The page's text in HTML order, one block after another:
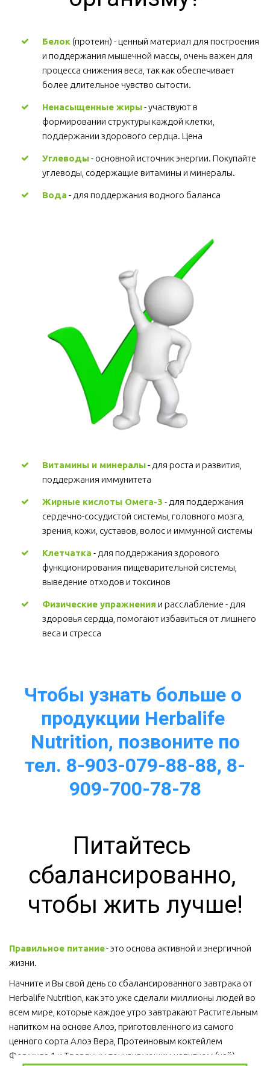
Белок (протеин) - ценный материал для построения
и поддержания мышечной массы, очень важен для
процесса снижения веса, так как обеспечивает
более длительное чувство сытости.
Ненасыщенные жиры - участвуют в
формировании структуры каждой клетки,
поддержании здорового сердца. Цена
Углеводы - основной источник энергии. Покупайте
углеводы, содержащие витамины и минералы.
Вода - для поддержания водного баланса
Витамины и минералы - для роста и развития,
поддержания иммунитета
Жирные кислоты Омега-3 - для поддержания
сердечно-сосудистой системы, головного мозга,
зрения, кожи, суставов, волос и иммунной системы
Клетчатка - для поддержания здорового
функционирования пищеварительной системы,
выведение отходов и токсинов
Физические упражнения и расслабление - для
здоровья сердца, помогают избавиться от лишнего
веса и стресса
Чтобы узнать больше о
продукции Herbalife
Nutrition, позвоните по
тел. 8-903-079-88-88, 8-
909-700-78-78
Питайтесь
сбалансированно,
чтобы жить лучше!
Правильное питание - это основа активной и энергичной
жизни.
Начните и Вы свой день со сбалансированного завтрака от
Herbalife Nutrition, как это уже сделали миллионы людей во
всем мире, которые каждое утро завтракают Растительным
напитком на основе Алоэ, приготовленного из самого
ценного сорта Алоэ Вера, Протеиновым коктейлем
Формула 1 и Травяным тонизирующим напитком (чай).